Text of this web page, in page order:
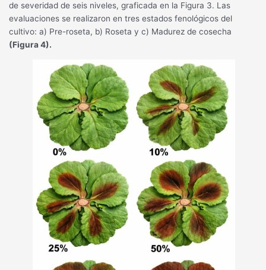
de severidad de seis niveles, graficada en la Figura 3. Las
evaluaciones se realizaron en tres estados fenológicos del
cultivo: a) Pre-roseta, b) Roseta y c) Madurez de cosecha
(Figura 4).